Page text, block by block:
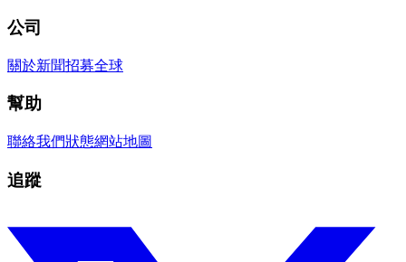
公司
關於新聞招募全球
幫助
聯絡我們狀態網站地圖
追蹤